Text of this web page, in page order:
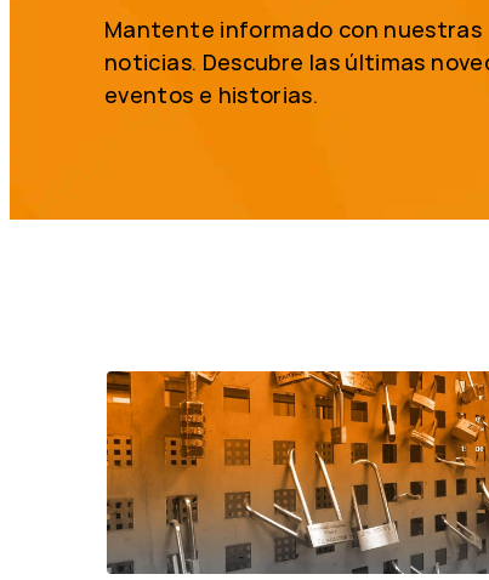
Mantente informado con nuestras
noticias. Descubre las últimas
eventos e historias.